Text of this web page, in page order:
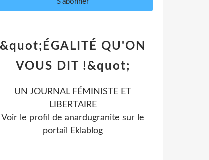
&quot;ÉGALITÉ QU'ON
VOUS DIT !&quot;
UN JOURNAL FÉMINISTE ET
LIBERTAIRE
Voir le profil de anardugranite sur le
portail Eklablog